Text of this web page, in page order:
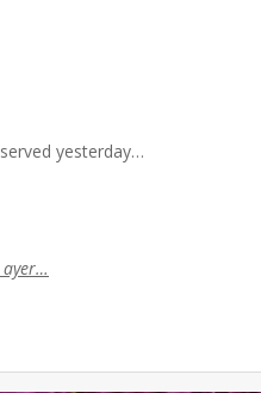
yesterday…
ayer…